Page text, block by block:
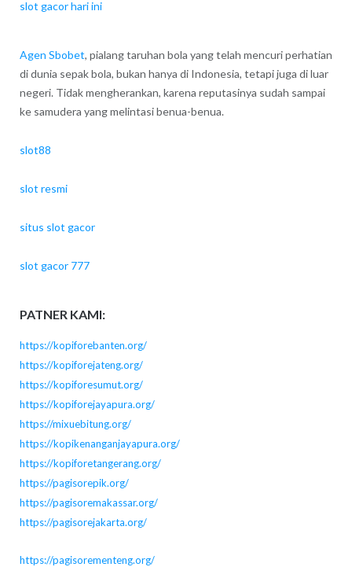
slot gacor hari ini
Agen Sbobet, pialang taruhan bola yang telah mencuri perhatian
di dunia sepak bola, bukan hanya di Indonesia, tetapi juga di luar
negeri. Tidak mengherankan, karena reputasinya sudah sampai
ke samudera yang melintasi benua-benua.
slot88
slot resmi
situs slot gacor
slot gacor 777
PATNER KAMI:
https://kopiforebanten.org/
https://kopiforejateng.org/
https://kopiforesumut.org/
https://kopiforejayapura.org/
https://mixuebitung.org/
https://kopikenanganjayapura.org/
https://kopiforetangerang.org/
https://pagisorepik.org/
https://pagisoremakassar.org/
https://pagisorejakarta.org/
https://pagisorementeng.org/